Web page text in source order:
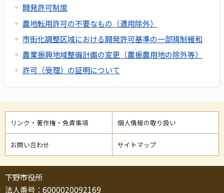
開発許可制度
農地転用許可の不要なもの（適用除外）
市街化調整区域における開発許可基準の一部規制緩和
農業振興地域整備計画の変更（農振農用地の除外等）
許可（受理）の証明について
リンク・著作権・免責事項 個人情報の取り扱い
お問い合わせ サイトマップ
下野市役所
法人番号：6000020092169